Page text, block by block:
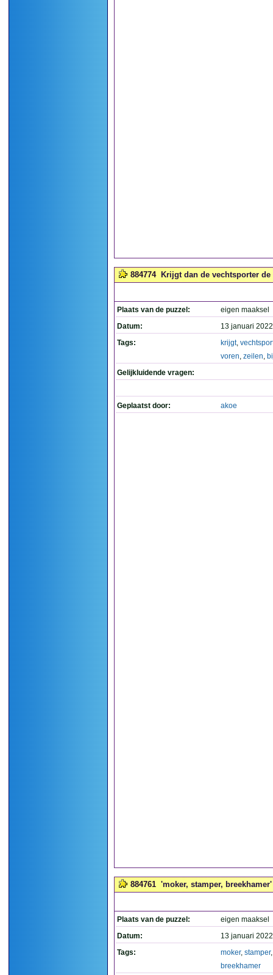
884774 Krijgt dan de vechtsporter
Plaats van de puzzel:
eigen maaksel
Datum:
13 januari
Tags:
krijgt,
voren, zeilen,
Gelijkluidende vragen:
Geplaatst door: akoe
884761 'moker, stamper, breekhamer'
Plaats van de puzzel:
eigen maaksel
Datum:
13 januari
Tags:
moker, stamper,
breekhamer